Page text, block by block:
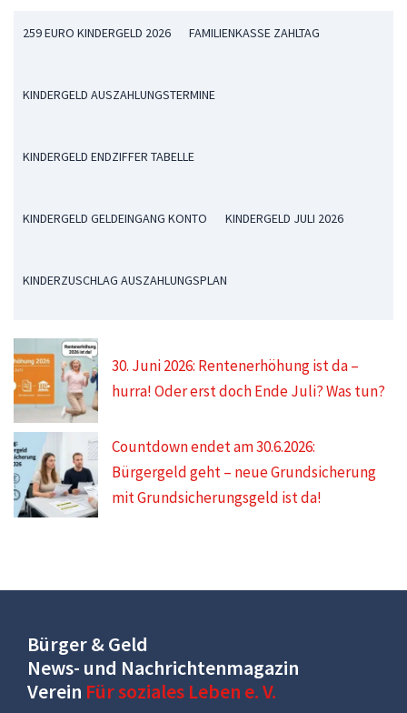
259 EURO KINDERGELD 2026 FAMILIENKASSE ZAHLTAG
KINDERGELD AUSZAHLUNGSTERMINE
KINDERGELD ENDZIFFER TABELLE
KINDERGELD GELDEINGANG KONTO KINDERGELD JULI 2026
KINDERZUSCHLAG AUSZAHLUNGSPLAN
30. Juni 2026: Rentenerhöhung ist da –
hurra! Oder erst doch Ende Juli? Was tun?
Countdown endet am 30.6.2026:
Bürgergeld geht – neue Grundsicherung
mit Grundsicherungsgeld ist da!
Bürger & Geld
News- und Nachrichtenmagazin
Verein Für soziales Leben e. V.